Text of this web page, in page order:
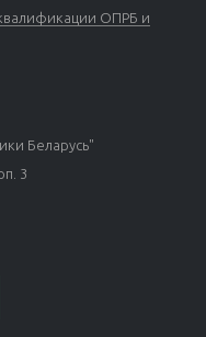
ОПРБ и
Беларусь"
3